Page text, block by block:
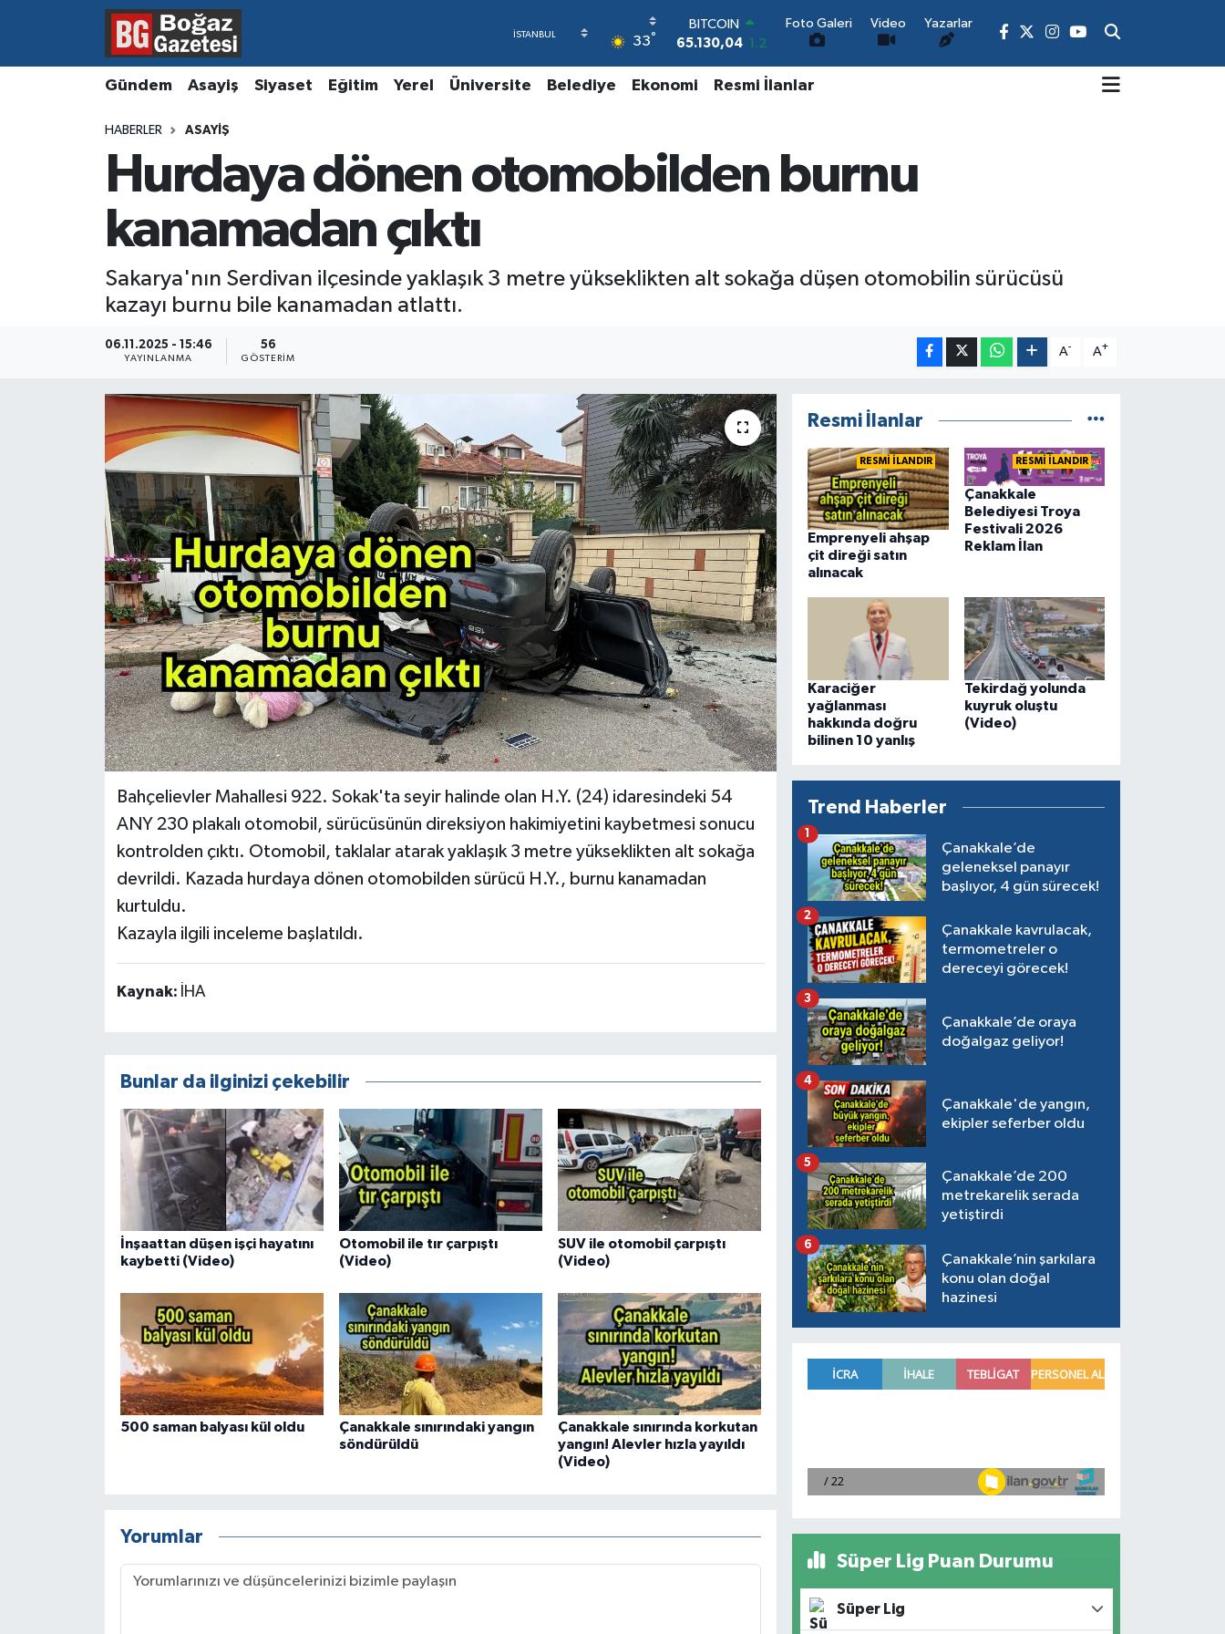
33°
65.130,04
DOLAR
47,7106 0.17
EURO
GRAM ALTIN
6648.99 2.59
Foto Galeri Video Yazarlar
Gündem Asayiş Siyaset Eğitim Yerel Üniversite Belediye Ekonomi Resmi İlanlar
HABERLER ASAYIŞ
Hurdaya dönen otomobilden burnu
kanamadan çıktı
Sakarya'nın Serdivan ilçesinde yaklaşık 3 metre yükseklikten alt sokağa düşen otomobilin sürücüsü
kazayı burnu bile kanamadan atlattı.
06.11.2025 - 15:46
YAYINLANMA
56
GÖSTERIM
A- A+
Bahçelievler Mahallesi 922. Sokak'ta seyir halinde olan H.Y. (24) idaresindeki 54
ANY 230 plakalı otomobil, sürücüsünün direksiyon hakimiyetini kaybetmesi sonucu
kontrolden çıktı. Otomobil, taklalar atarak yaklaşık 3 metre yükseklikten alt sokağa
devrildi. Kazada hurdaya dönen otomobilden sürücü H.Y., burnu kanamadan
kurtuldu.
Kazayla ilgili inceleme başlatıldı.
Kaynak: İHA
Bunlar da ilginizi çekebilir
İnşaattan düşen işçi hayatını
kaybetti (Video)
Otomobil ile tır çarpıştı
(Video)
SUV ile otomobil çarpıştı
(Video)
500 saman balyası kül oldu
Çanakkale sınırındaki yangın
söndürüldü
Çanakkale sınırında korkutan
yangın! Alevler hızla yayıldı
(Video)
Yorumlar
Resmi İlanlar
RESMİ İLANDIR
Emprenyeli ahşap
çit direği satın
alınacak
RESMİ İLANDIR
Çanakkale
Belediyesi Troya
Festivali 2026
Reklam İlan
Karaciğer
yağlanması
hakkında doğru
bilinen 10 yanlış
Tekirdağ yolunda
kuyruk oluştu
(Video)
Trend Haberler
Çanakkale’de
geleneksel panayır
başlıyor, 4 gün sürecek!
1
Çanakkale kavrulacak,
termometreler o
dereceyi görecek!
2
Çanakkale’de oraya
doğalgaz geliyor!
3
Çanakkale'de yangın,
ekipler seferber oldu
4
Çanakkale’de 200
metrekarelik serada
yetiştirdi
5
Çanakkale’nin şarkılara
konu olan doğal
hazinesi
6
Süper Lig Puan Durumu
Süper Lig
Asayiş
Gündem
Magazin
Resmi İlanlar
Hava Durumu
Süper Lig Puan Durumu ve Fikstür
Tüm Manşetler
Haber Arşivi